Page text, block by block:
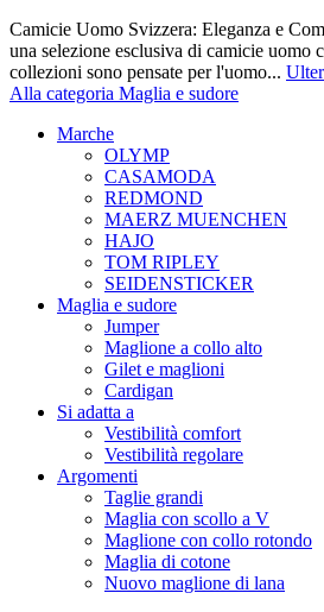
Camicie Uomo Svizzera: Eleganza e
una selezione esclusiva di camicie
collezioni sono pensate per l'uomo...
Alla categoria Maglia e sudore
Marche
OLYMP
CASAMODA
REDMOND
MAERZ MUENCHEN
HAJO
TOM RIPLEY
SEIDENSTICKER
Maglia e sudore
Jumper
Maglione a collo alto
Gilet e maglioni
Cardigan
Si adatta a
Vestibilità comfort
Vestibilità regolare
Argomenti
Taglie grandi
Maglia con scollo a V
Maglione con collo rotondo
Maglia di cotone
Nuovo maglione di lana